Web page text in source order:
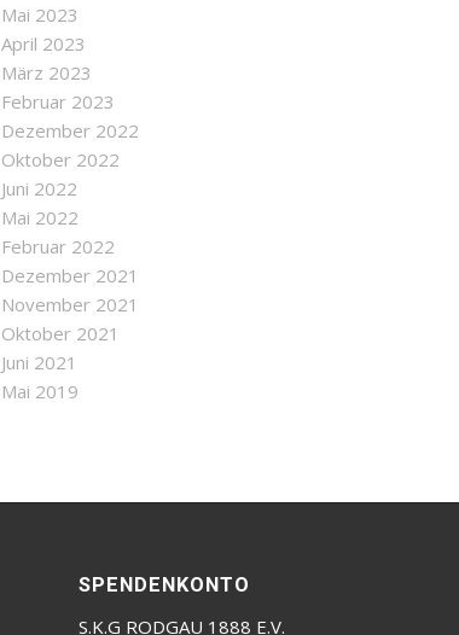
Mai 2023
April 2023
März 2023
Februar 2023
Dezember 2022
Oktober 2022
Juni 2022
Mai 2022
Februar 2022
Dezember 2021
November 2021
Oktober 2021
Juni 2021
Mai 2019
SPENDENKONTO
S.K.G RODGAU 1888 E.V.